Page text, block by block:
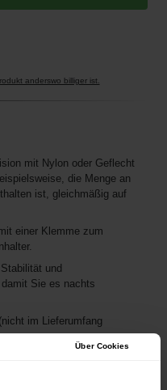
Über Cookies
anderswo billiger ist.
mit Nylon oder Geflecht
die Menge an
ist, gleichmäßig auf
einer Klemme zum
und
Sie es nachts
im Lieferumfang